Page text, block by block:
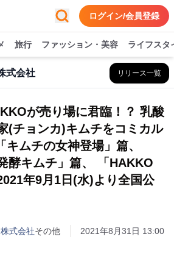
ログイン/会員登録
旅行 ファッション・美容 ライフスタ
式会社 リリース一覧
が売り場に君臨！？ 乳酸
(チョンカ)キムチをコミカル
キムチの女神登場」篇、
酵キムチ」篇、 「HAKKO
年9月1日(水)より全国公
式会社その他 2021年8月31日 13:00